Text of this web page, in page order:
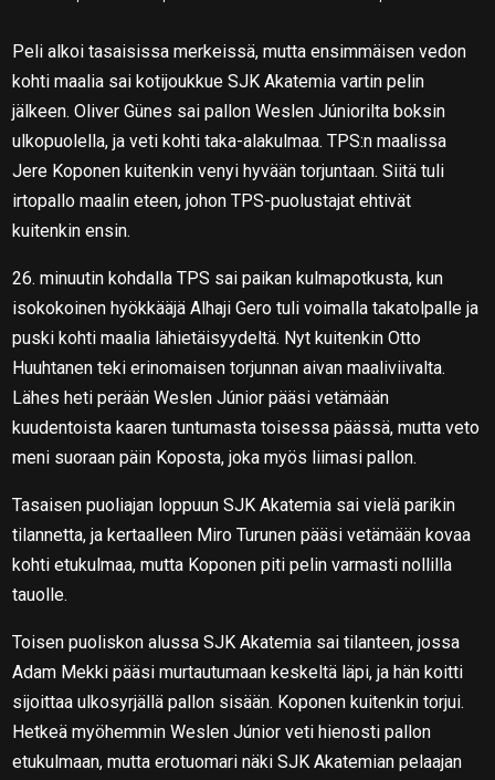
Peli alkoi tasaisissa merkeissä, mutta ensimmäisen vedon
kohti maalia sai kotijoukkue SJK Akatemia vartin pelin
jälkeen. Oliver Günes sai pallon Weslen Júniorilta boksin
ulkopuolella, ja veti kohti taka-alakulmaa. TPS:n maalissa
Jere Koponen kuitenkin venyi hyvään torjuntaan. Siitä tuli
irtopallo maalin eteen, johon TPS-puolustajat ehtivät
kuitenkin ensin.
26. minuutin kohdalla TPS sai paikan kulmapotkusta, kun
isokokoinen hyökkääjä Alhaji Gero tuli voimalla takatolpalle ja
puski kohti maalia lähietäisyydeltä. Nyt kuitenkin Otto
Huuhtanen teki erinomaisen torjunnan aivan maaliviivalta.
Lähes heti perään Weslen Júnior pääsi vetämään
kuudentoista kaaren tuntumasta toisessa päässä, mutta veto
meni suoraan päin Koposta, joka myös liimasi pallon.
Tasaisen puoliajan loppuun SJK Akatemia sai vielä parikin
tilannetta, ja kertaalleen Miro Turunen pääsi vetämään kovaa
kohti etukulmaa, mutta Koponen piti pelin varmasti nollilla
tauolle.
Toisen puoliskon alussa SJK Akatemia sai tilanteen, jossa
Adam Mekki pääsi murtautumaan keskeltä läpi, ja hän koitti
sijoittaa ulkosyrjällä pallon sisään. Koponen kuitenkin torjui.
Hetkeä myöhemmin Weslen Júnior veti hienosti pallon
etukulmaan, mutta erotuomari näki SJK Akatemian pelaajan